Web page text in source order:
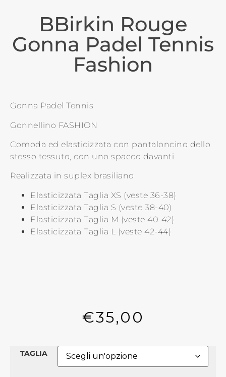
BBirkin Rouge
Gonna Padel Tennis
Fashion
Gonna Padel Tennis
Gonnellino FASHION
Comoda ed elasticizzata con pantaloncino dello
stesso tessuto, con uno spacco davanti.
Realizzata in suplex brasiliano
Elasticizzata Taglia XS (veste 36-38)
Elasticizzata Taglia S (veste 38-40)
Elasticizzata Taglia M (veste 40-42)
Elasticizzata Taglia L (veste 42-44)
€35,00
TAGLIA